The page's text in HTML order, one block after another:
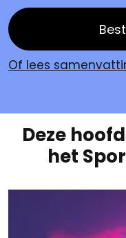
Of lees
Deze
het